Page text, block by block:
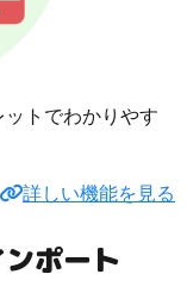
トでわかりやす
詳しい機能を見る
ポート